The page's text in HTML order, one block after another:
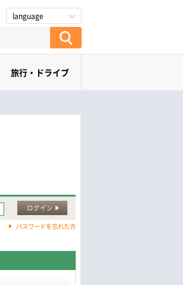
language
旅行・ドライブ
ログイン
パスワードを忘れた方